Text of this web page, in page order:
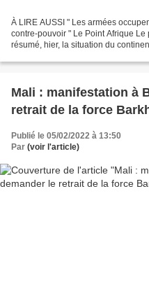
À LIRE AUSSI " Les armées
contre-pouvoir " Le Point Afrique
résumé, hier, la situation du
Mali : manifestation à
retrait de la force
Publié le 05/02/2022 à 13:50
Par (voir l'article)